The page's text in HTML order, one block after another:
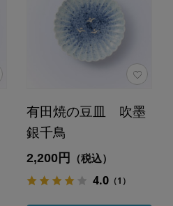
有田焼の豆皿 吹墨
銀千鳥
2,200円 （税込）
4.0（1）